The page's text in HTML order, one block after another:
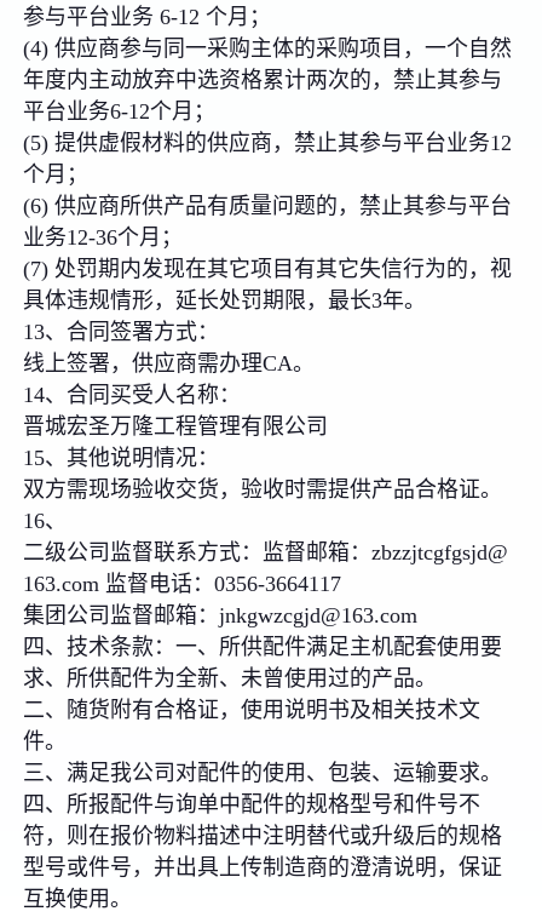
参与平台业务 6-12 个月；
(4) 供应商参与同一采购主体的采购项目，一个自然
年度内主动放弃中选资格累计两次的，禁止其参与
平台业务6-12个月；
(5) 提供虚假材料的供应商，禁止其参与平台业务12
个月；
(6) 供应商所供产品有质量问题的，禁止其参与平台
业务12-36个月；
(7) 处罚期内发现在其它项目有其它失信行为的，视
具体违规情形，延长处罚期限，最长3年。
13、合同签署方式：
线上签署，供应商需办理CA。
14、合同买受人名称：
晋城宏圣万隆工程管理有限公司
15、其他说明情况：
双方需现场验收交货，验收时需提供产品合格证。
16、
二级公司监督联系方式：监督邮箱：zbzzjtcgfgsjd@
163.com 监督电话：0356-3664117
集团公司监督邮箱：jnkgwzcgjd@163.com
四、技术条款：一、所供配件满足主机配套使用要
求、所供配件为全新、未曾使用过的产品。
二、随货附有合格证，使用说明书及相关技术文
件。
三、满足我公司对配件的使用、包装、运输要求。
四、所报配件与询单中配件的规格型号和件号不
符，则在报价物料描述中注明替代或升级后的规格
型号或件号，并出具上传制造商的澄清说明，保证
互换使用。